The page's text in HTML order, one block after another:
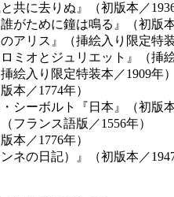
共に去りぬ』（初版本／1936
がために鐘は鳴る』（初版本
アリス』（挿絵入り限定特装
ミオとジュリエット』（挿
絵入り限定特装本／1909年）
本／1774年）
シーボルト『日本』（初版本
フランス語版／1556年）
本／1776年）
ネの日記）』（初版本／1947